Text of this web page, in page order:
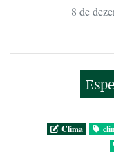
8 de
Clima